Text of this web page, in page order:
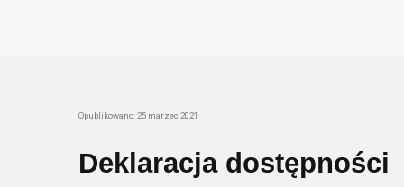
Opublikowano: 25 marzec 2021
Deklaracja dostępności